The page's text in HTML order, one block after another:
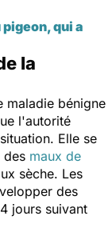
qui a
la
maladie bénigne
l'autorité
Elle se
des maux de
sèche. Les
des
jours suivant